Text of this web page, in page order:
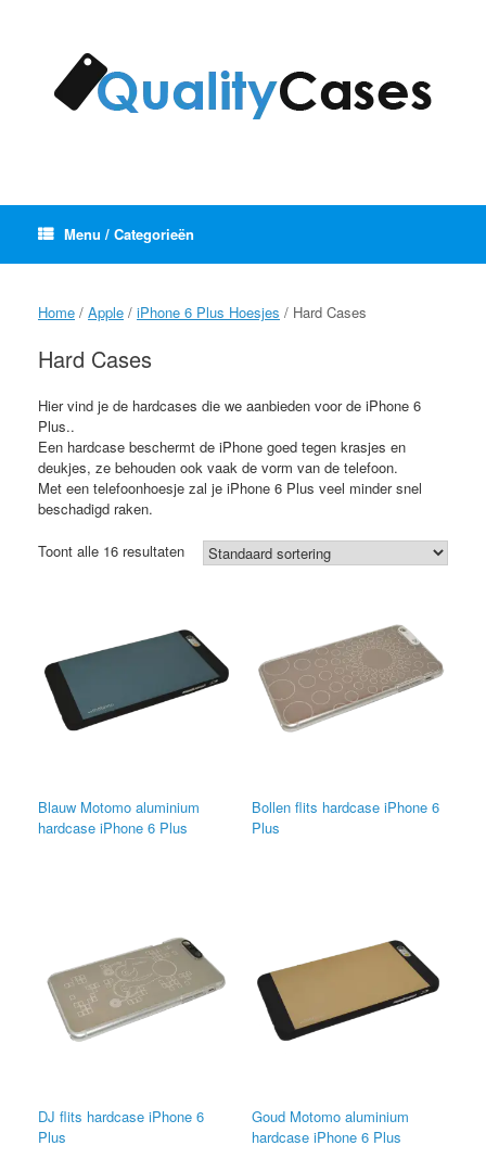
Menu / Categorieën
Home / Apple / iPhone 6 Plus Hoesjes / Hard Cases
Hard Cases
Hier vind je de hardcases die we aanbieden voor de iPhone 6
Plus..
Een hardcase beschermt de iPhone goed tegen krasjes en
deukjes, ze behouden ook vaak de vorm van de telefoon.
Met een telefoonhoesje zal je iPhone 6 Plus veel minder snel
beschadigd raken.
Toont alle 16 resultaten
Blauw Motomo aluminium
hardcase iPhone 6 Plus
Bollen flits hardcase iPhone 6
Plus
DJ flits hardcase iPhone 6
Plus
Goud Motomo aluminium
hardcase iPhone 6 Plus